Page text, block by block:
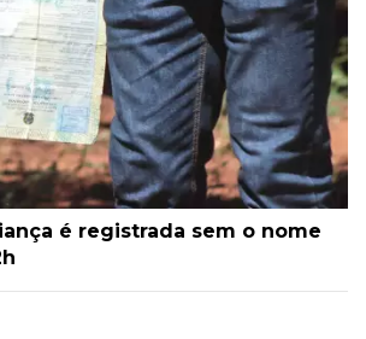
é registrada sem o nome